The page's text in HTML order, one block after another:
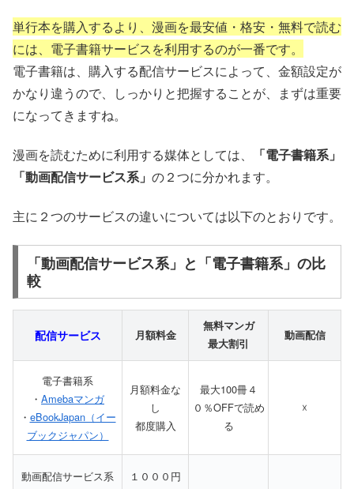
単行本を購入するより、漫画を最安値・格安・無料で読む
には、電子書籍サービスを利用するのが一番です。
電子書籍は、購入する配信サービスによって、金額設定が
かなり違うので、しっかりと把握することが、まずは重要
になってきますね。
漫画を読むために利用する媒体としては、
「電子書籍系」
「動画配信サービス系」 の２つに分かれます。
主に２つのサービスの違いについては以下のとおりです。
「動画配信サービス系」と「電子書籍系」の比
較
配信サービス 月額料金
無料マンガ
最大割引
動画配信
電子書籍系
・ Amebaマンガ
・ eBookJapan（イー
ブックジャパン）
月額料金な
し
都度購入
最大100冊４
０％OFFで読め
る
☓
動画配信サービス系
１０００円